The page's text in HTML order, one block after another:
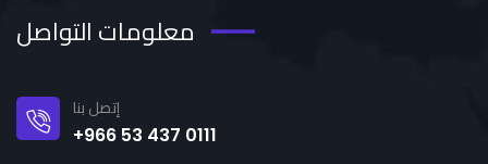
معلومات التواصل
إتصل بنا
+966 53 437 0111